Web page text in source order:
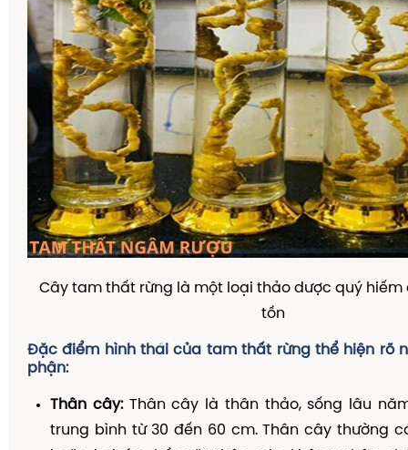
Cây tam thất rừng là một loại thảo dược quý hiếm
tồn
Đặc điểm hình thái của tam thất rừng thể hiện rõ
phận:
Thân cây:Thân cây là thân thảo, sống lâu
trung bình từ 30 đến 60 cm. Thân cây thường